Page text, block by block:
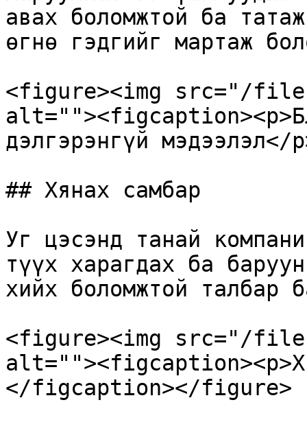
авах боломжтой ба
өгнө гэдгийг мартаж
<figure><img src="/files/
дэлгэрэнгүй
## Хянах самбар
Уг цэсэнд танай
түүх харагдах ба
хийх боломжтой талбар
<figure><img src="/files/
</figcaption></figure>